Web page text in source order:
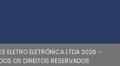
ELETRO ELETRÔNICA LTDA 2026 -
OS DIREITOS RESERVADOS